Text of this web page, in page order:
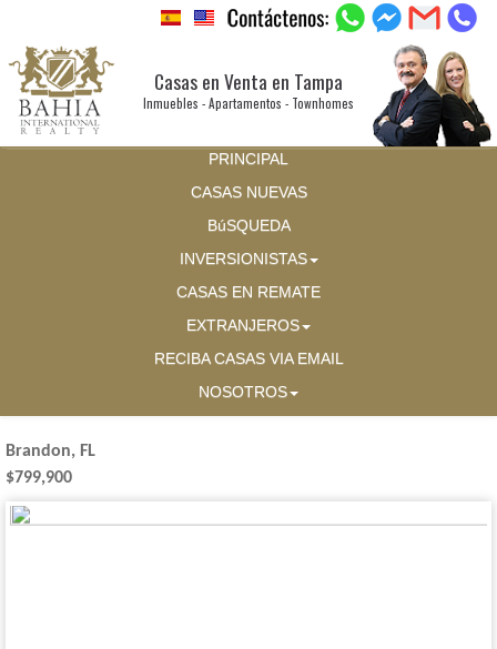
Casas en Venta en Tampa
Inmuebles - Apartamentos - Townhomes
PRINCIPAL
CASAS NUEVAS
BúSQUEDA
INVERSIONISTAS
CASAS EN REMATE
EXTRANJEROS
RECIBA CASAS VIA EMAIL
NOSOTROS
Brandon, FL
$799,900